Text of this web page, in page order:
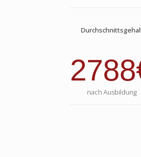
2788
nach Ausbildung